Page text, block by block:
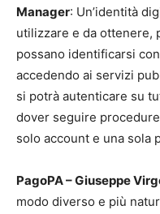
Manager: Un’identità
utilizzare e da ottenere,
possano identificarsi
accedendo ai servizi
si potrà autenticare su
dover seguire
solo account e una sola
PagoPA – Giuseppe
modo diverso e più